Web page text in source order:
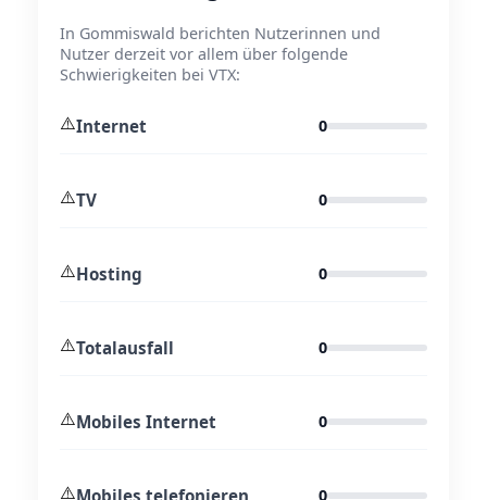
In Gommiswald berichten Nutzerinnen und
Nutzer derzeit vor allem über folgende
Schwierigkeiten bei VTX:
⚠️Internet 0
⚠️TV 0
⚠️Hosting 0
⚠️Totalausfall 0
⚠️Mobiles Internet 0
⚠️Mobiles telefonieren 0